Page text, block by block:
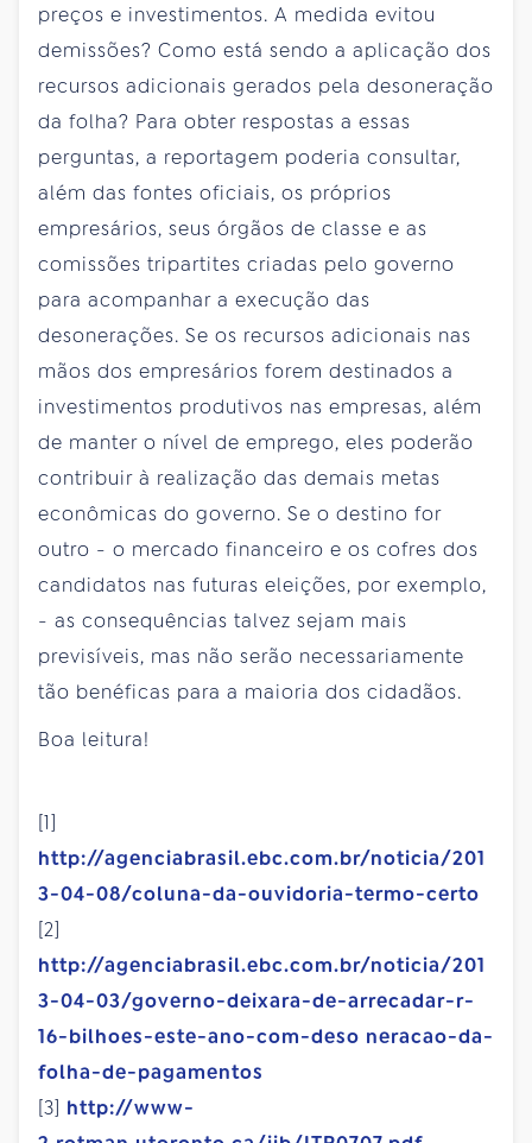
preços e investimentos. A medida evitou
demissões? Como está sendo a aplicação dos
recursos adicionais gerados pela desoneração
da folha? Para obter respostas a essas
perguntas, a reportagem poderia consultar,
além das fontes oficiais, os próprios
empresários, seus órgãos de classe e as
comissões tripartites criadas pelo governo
para acompanhar a execução das
desonerações. Se os recursos adicionais nas
mãos dos empresários forem destinados a
investimentos produtivos nas empresas, além
de manter o nível de emprego, eles poderão
contribuir à realização das demais metas
econômicas do governo. Se o destino for
outro - o mercado financeiro e os cofres dos
candidatos nas futuras eleições, por exemplo,
- as consequências talvez sejam mais
previsíveis, mas não serão necessariamente
tão benéficas para a maioria dos cidadãos.
Boa leitura!
[1]
http://agenciabrasil.ebc.com.br/noticia/201
3-04-08/coluna-da-ouvidoria-termo-certo
[2]
http://agenciabrasil.ebc.com.br/noticia/201
3-04-03/governo-deixara-de-arrecadar-r-
16-bilhoes-este-ano-com-deso neracao-da-
folha-de-pagamentos
[3] http://www-